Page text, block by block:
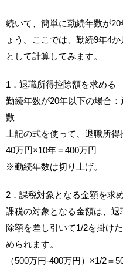
続いて、簡単に勤続年数が
ょう。ここでは、勤続9年4
として計算してみます。
1．退職所得控除額を求める
勤続年数が20年以下の場合
数
上記の式を使って、退職所
40万円×10年＝400万円
※勤続年数は切り上げ。
2．課税対象となる金額を求
課税の対象となる金額は、
除額を差し引いて1/2を掛け
められます。
（500万円-400万円）×1/2＝